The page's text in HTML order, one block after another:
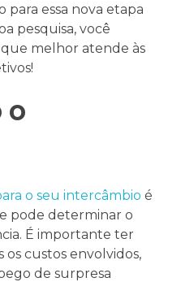
para essa nova etapa
pesquisa, você
melhor atende às
o
o seu intercâmbio é
pode determinar o
É importante ter
os custos envolvidos,
de surpresa